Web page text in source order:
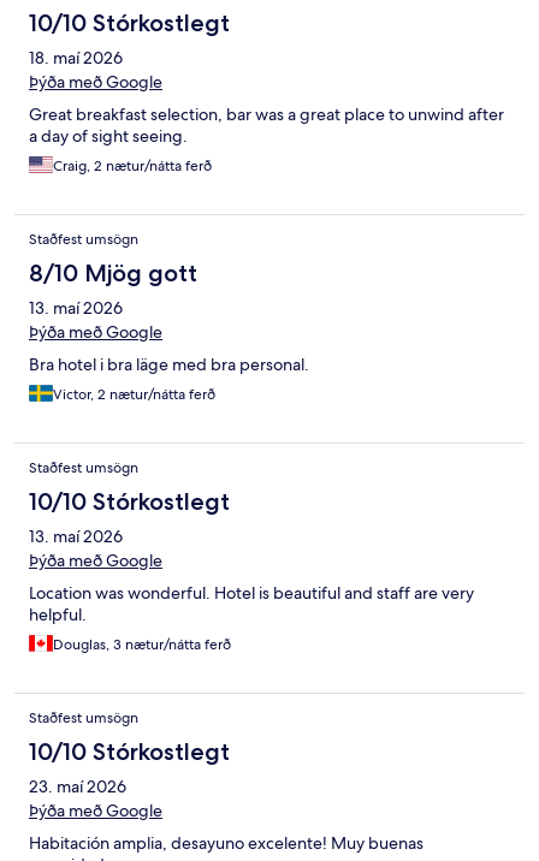
10/10 Stórkostlegt
18. maí 2026
Þýða með Google
Great breakfast selection, bar was a great place to unwind after
a day of sight seeing.
Craig, 2 nætur/nátta ferð
Staðfest umsögn
8/10 Mjög gott
13. maí 2026
Þýða með Google
Bra hotel i bra läge med bra personal.
Victor, 2 nætur/nátta ferð
Staðfest umsögn
10/10 Stórkostlegt
13. maí 2026
Þýða með Google
Location was wonderful. Hotel is beautiful and staff are very
helpful.
Douglas, 3 nætur/nátta ferð
Staðfest umsögn
10/10 Stórkostlegt
23. maí 2026
Þýða með Google
Habitación amplia, desayuno excelente! Muy buenas